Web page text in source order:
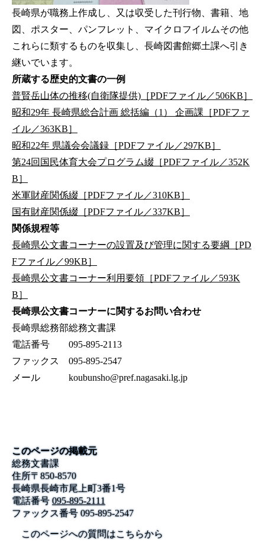
長崎県が職務上作成し、又は収受した刊行物、書籍、地
図、ポスター、パンフレット、マイクロフイルムその他
これらに類するものを収集し、長崎図書館郷土課へ引き
継いでいます。
所蔵する歴史的文書の一例
普賢岳山体の推移(自衛隊提供)［PDFファイル／506KB］
昭和29年 長崎県総合計画 総括編（1） 企画課［PDFファ
イル／363KB］
昭和22年 県議会会議録［PDFファイル／297KB］
第24回国民体育大会プログラム綴［PDFファイル／352K
B］
米軍財産関係綴［PDFファイル／310KB］
国有財産関係綴［PDFファイル／337KB］
関係規程等
長崎県公文書コーナーの設置及び管理に関する要綱［PD
Fファイル／99KB］
長崎県公文書コーナー利用要領［PDFファイル／593K
B］
長崎県公文書コーナーに関するお問い合わせ
長崎県総務部総務文書課
電話番号 095-895-2113
ファックス 095-895-2547
メール koubunsho@pref.nagasaki.lg.jp
このページの掲載元
総務文書課
住所〒850-8570
長崎県長崎市尾上町3番1号
電話番号 095-895-2111
ファックス番号095-895-2547
このページへの質問はこちらから